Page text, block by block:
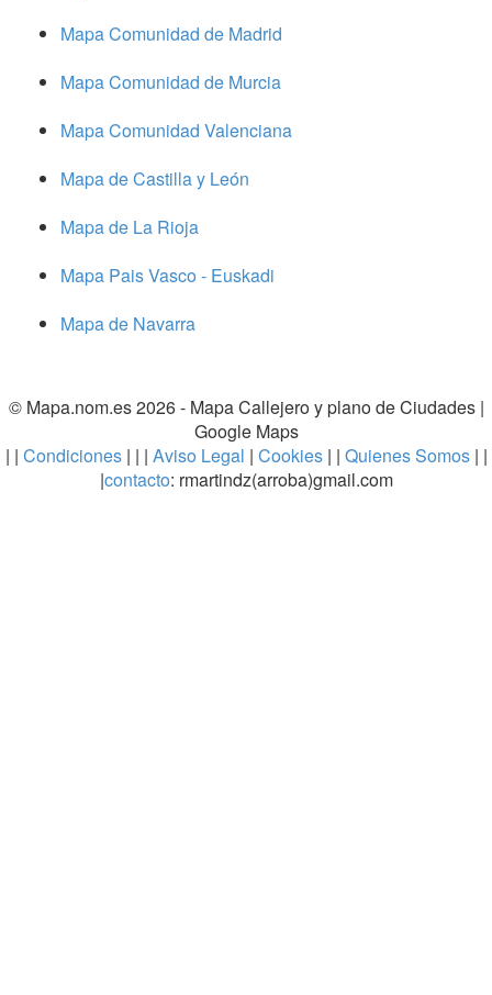
Mapa Comunidad de Madrid
Mapa Comunidad de Murcia
Mapa Comunidad Valenciana
Mapa de Castilla y León
Mapa de La Rioja
Mapa Pais Vasco - Euskadi
Mapa de Navarra
© Mapa.nom.es 2026 - Mapa Callejero y plano de Ciudades|
Google Maps
| | Condiciones| | | Aviso Legal | Cookies | | Quienes Somos | |
|contacto: rmartindz(arroba)gmail.com